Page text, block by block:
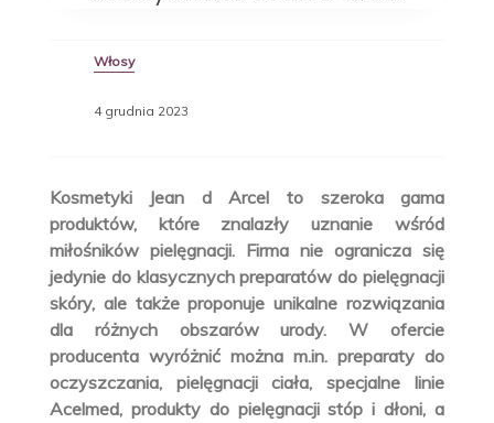
Włosy
4 grudnia 2023
Kosmetyki Jean d Arcel to szeroka gama
produktów, które znalazły uznanie wśród
miłośników pielęgnacji. Firma nie ogranicza się
jedynie do klasycznych preparatów do pielęgnacji
skóry, ale także proponuje unikalne rozwiązania
dla różnych obszarów urody. W ofercie
producenta wyróżnić można m.in. preparaty do
oczyszczania, pielęgnacji ciała, specjalne linie
Acelmed, produkty do pielęgnacji stóp i dłoni, a